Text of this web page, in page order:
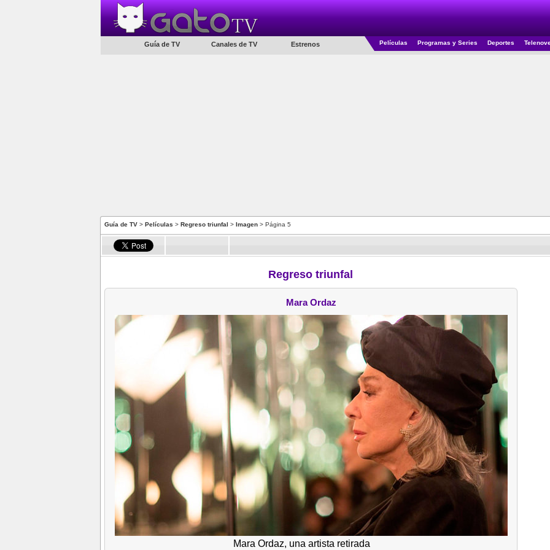
Guía de TV Canales de TV Estrenos Películas Programas y Series Deportes
Guía de TV > Películas > Regreso triunfal > Imagen > Página 5
Regreso triunfal
Mara Ordaz
Mara Ordaz, una artista retirada